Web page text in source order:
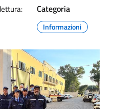
Categoria
Informazioni